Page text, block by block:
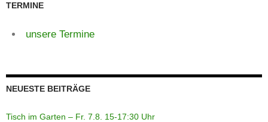
TERMINE
unsere Termine
NEUESTE BEITRÄGE
Tisch im Garten – Fr. 7.8. 15-17:30 Uhr